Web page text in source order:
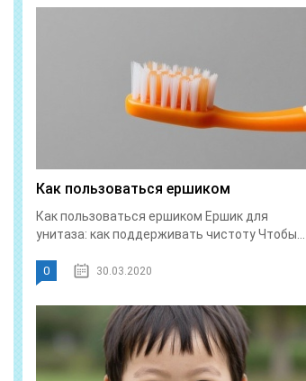
Как пользоваться ершиком
Как пользоваться ершиком Ершик для
унитаза: как поддерживать чистоту Чтобы...
0 30.03.2020